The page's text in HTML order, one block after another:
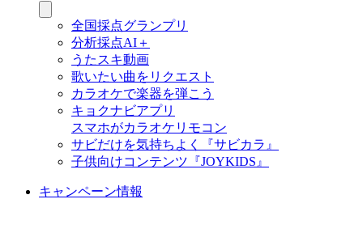
全国採点グランプリ
分析採点AI＋
うたスキ動画
歌いたい曲をリクエスト
カラオケで楽器を弾こう
キョクナビアプリ
スマホがカラオケリモコン
サビだけを気持ちよく『サビカラ』
子供向けコンテンツ『JOYKIDS』
キャンペーン情報